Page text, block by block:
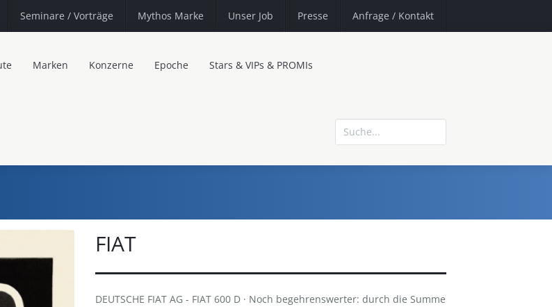
Seminare / Vorträge Mythos Marke Unser Job Presse Anfrage / Kontakt
Marken Konzerne Epoche Stars & VIPs & PROMIs
FIAT
DEUTSCHE FIAT AG - FIAT 600 D · Noch begehrenswerter: durch die Summe